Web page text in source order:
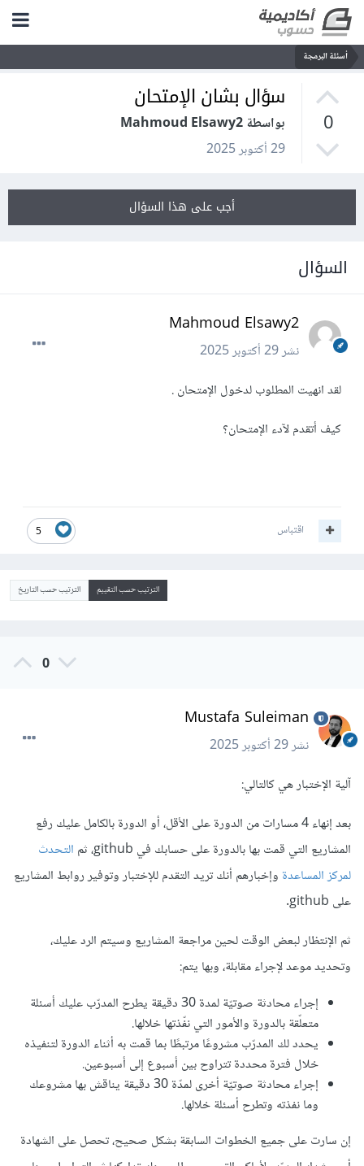
أسئلة البرمجة
0
سؤال بشان الإمتحان
بواسطة Mahmoud Elsawy2
29 أكتوبر 2025
أجب على هذا السؤال
السؤال
Mahmoud Elsawy2
نشر29 أكتوبر 2025
لقد انهيت المطلوب لدخول الإمتحان .
كيف أتقدم لآدء الإمتحان؟
5 اقتباس
الترتيب حسب التقييم الترتيب حسب التاريخ
0
Mustafa Suleiman
نشر29 أكتوبر 2025
آلية الإختبار هي كالتالي:
بعد إنهاء 4 مسارات من الدورة على الأقل، أو الدورة بالكامل عليك رفع
المشاريع التي قمت بها بالدورة على حسابك في github، ثم
التحدث
لمركز المساعدةوإخبارهم أنك تريد التقدم للإختبار وتوفير روابط المشاريع
على github.
ثم الإنتظار لبعض الوقت لحين مراجعة المشاريع وسيتم الرد عليك،
وتحديد موعد لإجراء مقابلة، وبها يتم:
إجراء محادثة صوتيّة لمدة 30 دقيقة يطرح المدرّب عليك أسئلة
متعلّقة بالدورة والأمور التي نفّذتها خلالها.
يحدد لك المدرّب مشروعًا مرتبطًا بما قمت به أثناء الدورة لتنفيذه
خلال فترة محددة تتراوح بين أسبوع إلى أسبوعين.
إجراء محادثة صوتيّة أخرى لمدّة 30 دقيقة يناقش بها مشروعك
وما نفذته وتطرح أسئلة خلالها.
إن سارت على جميع الخطوات السابقة بشكل صحيح، تحصل على الشهادة